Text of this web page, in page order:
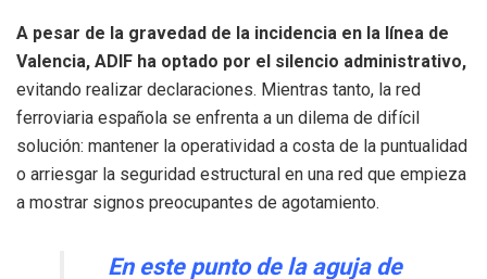
A pesar de la gravedad de la incidencia en la línea de
Valencia, ADIF ha optado por el silencio administrativo,
evitando realizar declaraciones. Mientras tanto, la red
ferroviaria española se enfrenta a un dilema de difícil
solución: mantener la operatividad a costa de la puntualidad
o arriesgar la seguridad estructural en una red que empieza
a mostrar signos preocupantes de agotamiento.
En este punto de la aguja de